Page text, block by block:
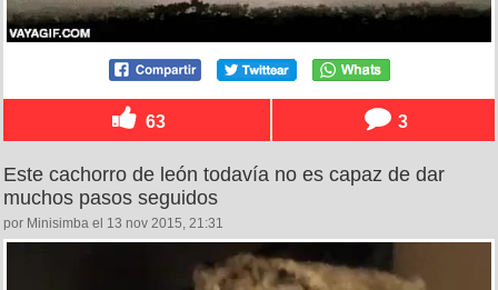
63 3
Este cachorro de león todavía no es capaz de dar
muchos pasos seguidos
por Minisimba el 13 nov 2015, 21:31